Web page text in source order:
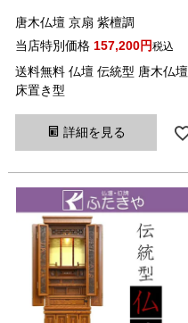
唐木仏壇 京扇 紫檀調
当店特別価格 157,200 税込
送料無料 仏壇 伝統型 唐木仏壇
床置き型
詳細を見る